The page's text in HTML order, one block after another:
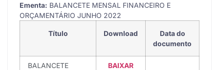
Ementa: BALANCETE MENSAL FINANCEIRO E
ORÇAMENTÁRIO JUNHO 2022
Título Download
Data do
documento
BALANCETE
BAIXAR